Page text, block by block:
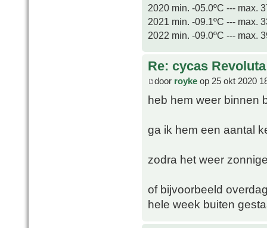
2020 min. -05.0ºC --- max.
2021 min. -09.1ºC --- max.
2022 min. -09.0ºC --- max.
Re: cycas Revoluta
door royke op 25 okt 2020
heb hem weer binnen
ga ik hem een aantal
zodra het weer
of bijvoorbeeld
hele week buiten